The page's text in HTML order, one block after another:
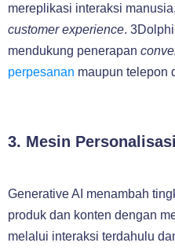
mereplikasi interaksi
customer experience.
mendukung penerapan
perpesanan maupun telepon
3. Mesin Personalisasi
Generative AI menambah
produk dan konten dengan
melalui interaksi terdahulu